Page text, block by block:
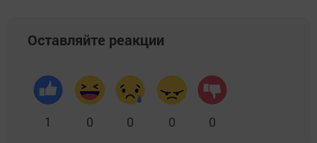
Оставляйте реакции
1 0 0 0 0